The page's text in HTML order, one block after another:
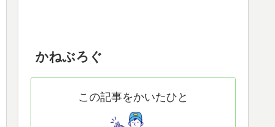
かねぶろぐ
この記事をかいたひと